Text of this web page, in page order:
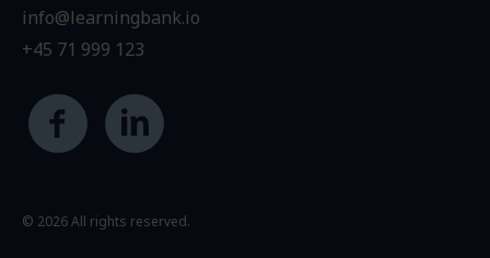
info@learningbank.io
+45 71 999 123
© 2026 All rights reserved.